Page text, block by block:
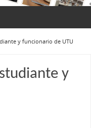
y funcionario de UTU
y